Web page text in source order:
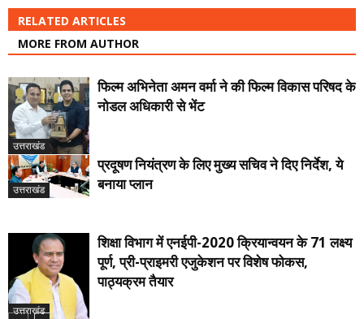
RELATED ARTICLES
MORE FROM AUTHOR
उत्तराखंड
फिल्म अभिनेता अमन वर्मा ने की फिल्म विकास परिषद के
नोडल अधिकारी से भेंट
उत्तराखंड
प्रदूषण नियंत्रण के लिए मुख्य सचिव ने दिए निर्देश, ये
बनाया प्लान
उत्तराखंड
शिक्षा विभाग में एनईपी-2020 क्रियान्वयन के 71 लक्ष्य
पूर्ण, प्री-प्राइमरी एजुकेशन पर विशेष फोकस,
पाठ्यक्रम तैयार